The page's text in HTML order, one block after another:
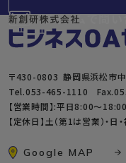
フォームで問
〒430-0803 静岡県浜松市
Tel.053-465-1110
【営業時間】:平日8:00～
【定休日】土（第1は営業）・日
Google MAP